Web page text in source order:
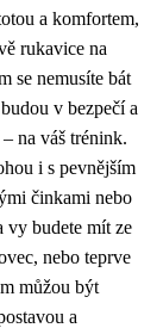
a komfortem,
rukavice na
se nemusíte bát
v bezpečí a
na váš trénink.
i s pevnějším
činkami nebo
vy budete mít ze
nebo teprve
můžou být
a